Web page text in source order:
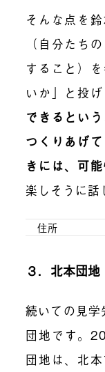
そんな点を
（自分たち
すること）
いか」と投げ
できるとい
つくりあげ
きには、可
楽しそうに話
住所
３．北本団地
続いての見
団地です。
団地は、北